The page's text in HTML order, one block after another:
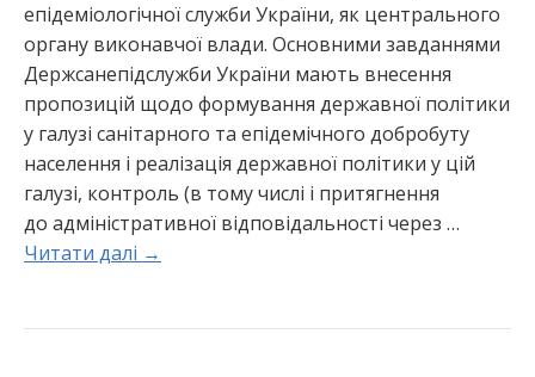
епідеміологічної служби України, як центрального
органу виконавчої влади. Основними завданнями
Держсанепідслужби України мають внесення
пропозицій щодо формування державної політики
у галузі санітарного та епідемічного добробуту
населення і реалізація державної політики у цій
галузі, контроль (в тому числі і притягнення
до адміністративної відповідальності через …
Читати далі →